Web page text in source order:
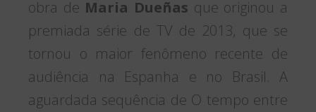
obra de Maria Dueñas que originou a
premiada série de TV de 2013, que se
tornou o maior fenômeno recente de
audiência na Espanha e no Brasil. A
aguardada sequência de O tempo entre